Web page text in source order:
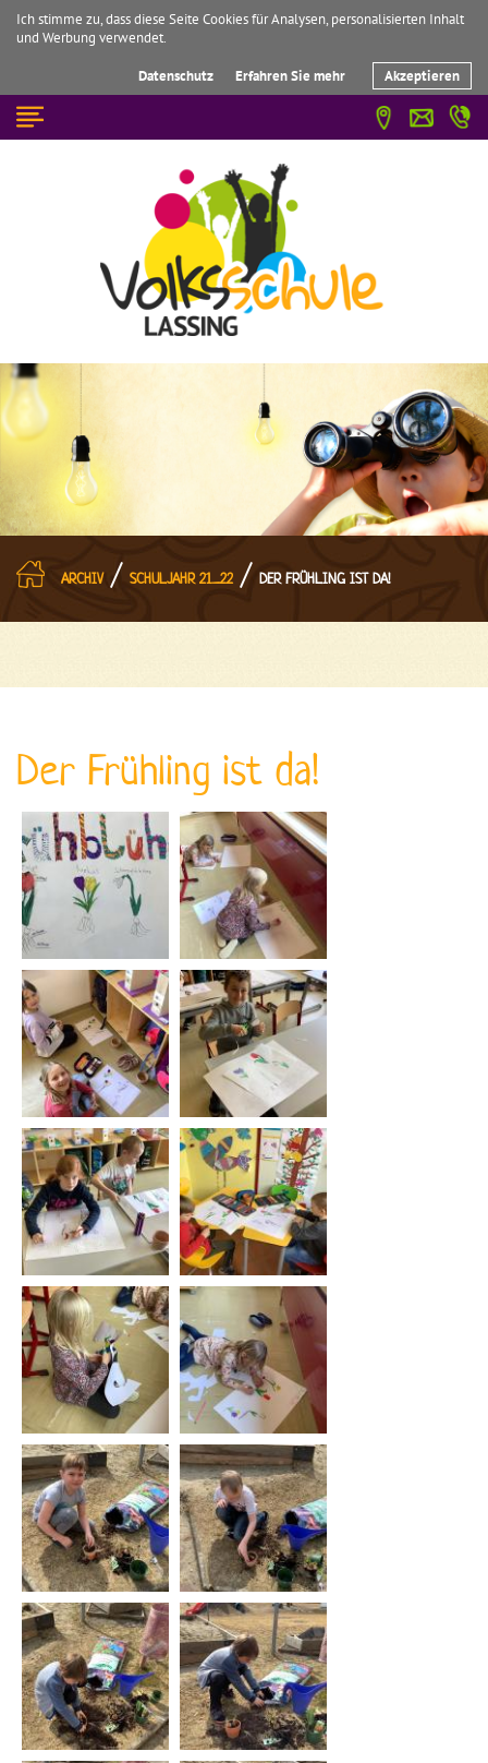
Ich stimme zu, dass diese Seite Cookies für Analysen, personalisierten Inhalt
und Werbung verwendet.
Datenschutz Erfahren Sie mehr Akzeptieren
☰
ARCHIV/ SCHULJAHR 21_22 / DER FRÜHLING IST DA!
Der Frühling ist da!